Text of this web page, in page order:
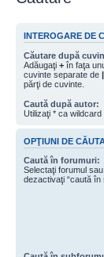
INTEROGARE DE
Căutare după
Adăugaţi + în faţa
cuvinte separate de |
părţi de cuvinte.
Caută după autor:
Utilizaţi * ca wildcard
OPŢIUNI DE
Caută în forumuri:
Selectaţi forumul
dezactivaţi “caută în